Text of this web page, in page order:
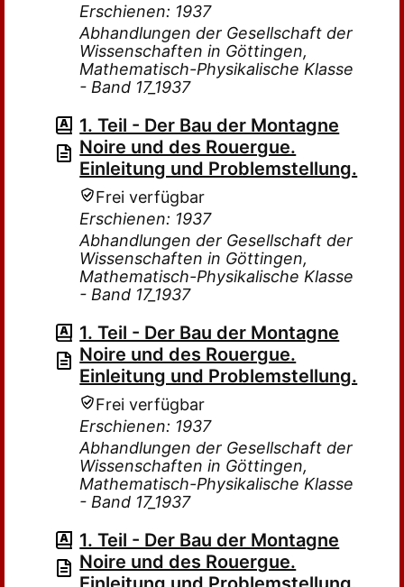
Erschienen: 1937
Abhandlungen der Gesellschaft der
Wissenschaften in Göttingen,
Mathematisch-Physikalische Klasse
- Band 17_1937
1. Teil - Der Bau der Montagne
Noire und des Rouergue.
Einleitung und Problemstellung.
Frei verfügbar
Erschienen: 1937
Abhandlungen der Gesellschaft der
Wissenschaften in Göttingen,
Mathematisch-Physikalische Klasse
- Band 17_1937
1. Teil - Der Bau der Montagne
Noire und des Rouergue.
Einleitung und Problemstellung.
Frei verfügbar
Erschienen: 1937
Abhandlungen der Gesellschaft der
Wissenschaften in Göttingen,
Mathematisch-Physikalische Klasse
- Band 17_1937
1. Teil - Der Bau der Montagne
Noire und des Rouergue.